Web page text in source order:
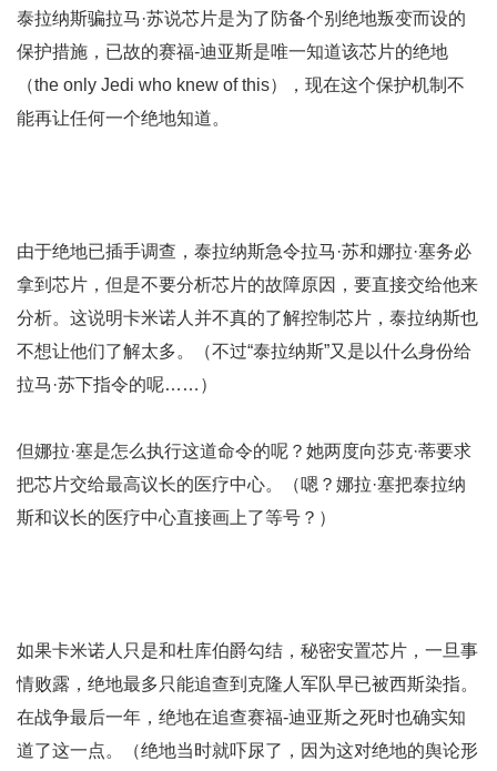
泰拉纳斯骗拉马·苏说芯片是为了防备个别绝地叛变而设的
保护措施，已故的赛福-迪亚斯是唯一知道该芯片的绝地
（the only Jedi who knew of this），现在这个保护机制不
能再让任何一个绝地知道。
由于绝地已插手调查，泰拉纳斯急令拉马·苏和娜拉·塞务必
拿到芯片，但是不要分析芯片的故障原因，要直接交给他来
分析。这说明卡米诺人并不真的了解控制芯片，泰拉纳斯也
不想让他们了解太多。（不过“泰拉纳斯”又是以什么身份给
拉马·苏下指令的呢……）
但娜拉·塞是怎么执行这道命令的呢？她两度向莎克·蒂要求
把芯片交给最高议长的医疗中心。（嗯？娜拉·塞把泰拉纳
斯和议长的医疗中心直接画上了等号？）
如果卡米诺人只是和杜库伯爵勾结，秘密安置芯片，一旦事
情败露，绝地最多只能追查到克隆人军队早已被西斯染指。
在战争最后一年，绝地在追查赛福-迪亚斯之死时也确实知
道了这一点。（绝地当时就吓尿了，因为这对绝地的舆论形